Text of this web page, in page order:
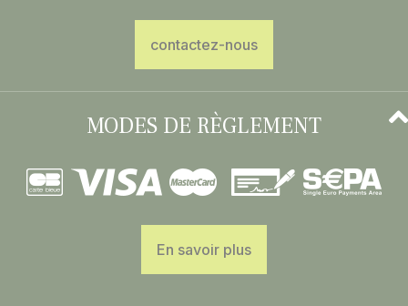
contactez-nous
MODES DE RÈGLEMENT
En savoir plus